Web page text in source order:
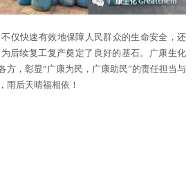
仅快速有效地保障人民群众的生命安全，还
后续复工复产奠定了良好的基石。广康生化
方，彰显“广康为民，广康助民”的责任担当与
雨后天晴福相依！